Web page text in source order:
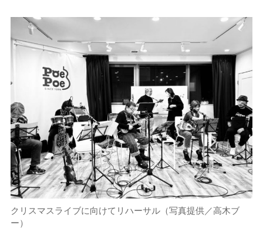
クリスマスライブに向けてリハーサル（写真提供／高木ブ
ー）